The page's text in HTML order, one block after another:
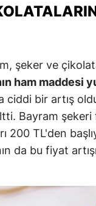
Muş
Nevşehir
Niğde
Ordu
şeker ve
ham maddesi
ciddi bir artış
Bayram
200 TL'den
da bu fiyat